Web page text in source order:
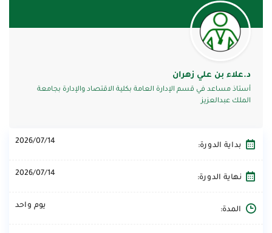
د.علاء بن علي زهران
أستاذ مساعد في قسم الإدارة العامة بكلية الاقتصاد والإدارة بجامعة
الملك عبدالعزيز
بداية الدورة: 2026/07/14
نهاية الدورة: 2026/07/14
المدة: يوم واحد